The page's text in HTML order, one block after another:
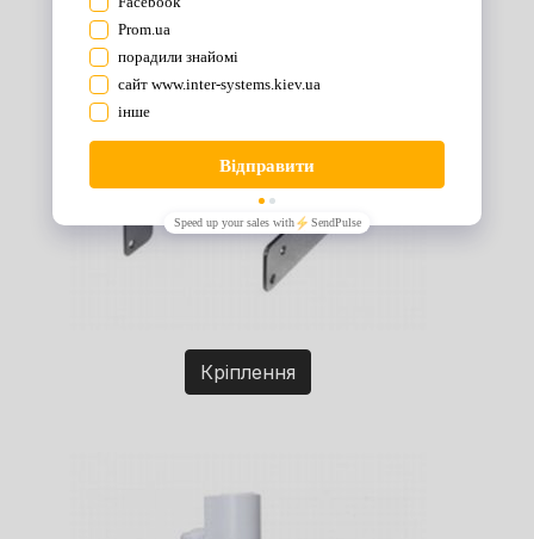
Кріплення